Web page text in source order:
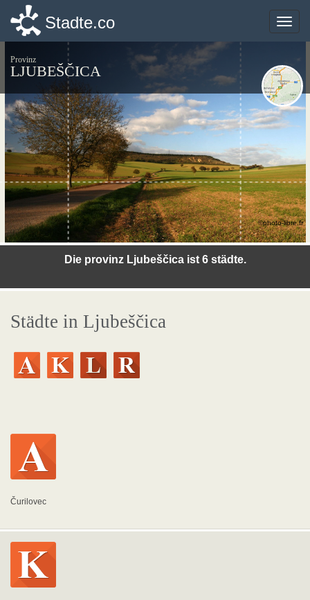
Toggle
Stadte.co
Provinz
LJUBEŠČICA
Die provinz Ljubeščica ist 6 städte.
©photo-libre.fr
Städte in Ljubeščica
Čurilovec
Toggle
Stadte.co